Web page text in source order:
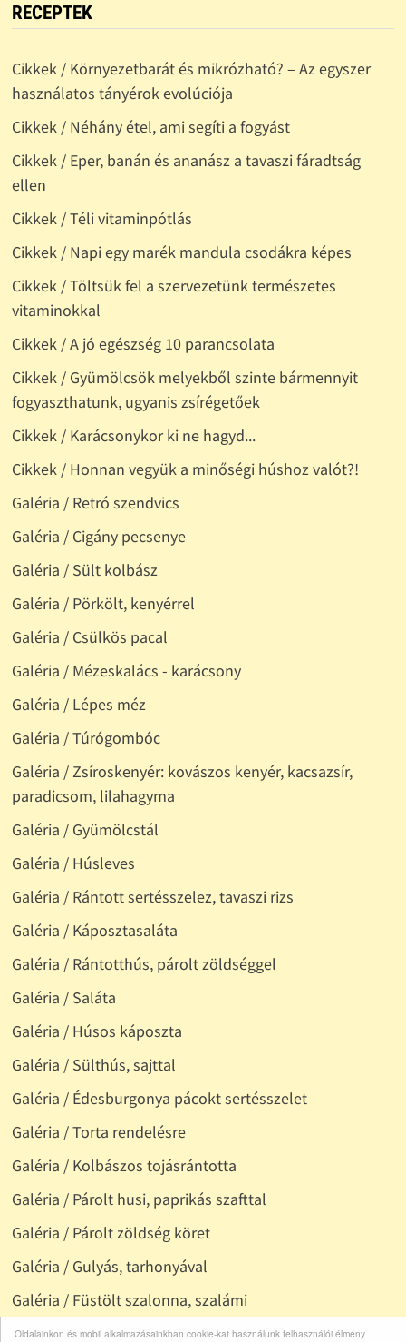
Oldalainkon és mobil alkalmazásainkban cookie-kat használunk felhasználói élmény
RECEPTEK
Cikkek / Környezetbarát és mikrózható? – Az egyszer
használatos tányérok evolúciója
Cikkek / Néhány étel, ami segíti a fogyást
Cikkek / Eper, banán és ananász a tavaszi fáradtság
ellen
Cikkek / Téli vitaminpótlás
Cikkek / Napi egy marék mandula csodákra képes
Cikkek / Töltsük fel a szervezetünk természetes
vitaminokkal
Cikkek / A jó egészség 10 parancsolata
Cikkek / Gyümölcsök melyekből szinte bármennyit
fogyaszthatunk, ugyanis zsírégetőek
Cikkek / Karácsonykor ki ne hagyd...
Cikkek / Honnan vegyük a minőségi húshoz valót?!
Galéria / Retró szendvics
Galéria / Cigány pecsenye
Galéria / Sült kolbász
Galéria / Pörkölt, kenyérrel
Galéria / Csülkös pacal
Galéria / Mézeskalács - karácsony
Galéria / Lépes méz
Galéria / Túrógombóc
Galéria / Zsíroskenyér: kovászos kenyér, kacsazsír,
paradicsom, lilahagyma
Galéria / Gyümölcstál
Galéria / Húsleves
Galéria / Rántott sertésszelez, tavaszi rizs
Galéria / Káposztasaláta
Galéria / Rántotthús, párolt zöldséggel
Galéria / Saláta
Galéria / Húsos káposzta
Galéria / Sülthús, sajttal
Galéria / Édesburgonya pácokt sertésszelet
Galéria / Torta rendelésre
Galéria / Kolbászos tojásrántotta
Galéria / Párolt husi, paprikás szafttal
Galéria / Párolt zöldség köret
Galéria / Gulyás, tarhonyával
Galéria / Füstölt szalonna, szalámi
Galéria / Füstölt - pácolt disznóságok